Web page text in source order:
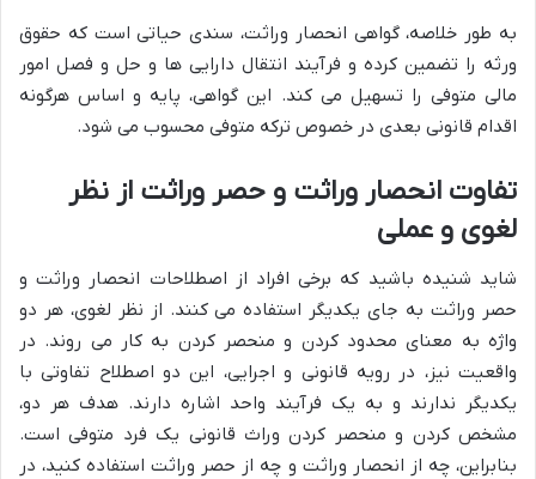
به طور خلاصه، گواهی انحصار وراثت، سندی حیاتی است که حقوق
ورثه را تضمین کرده و فرآیند انتقال دارایی ها و حل و فصل امور
مالی متوفی را تسهیل می کند. این گواهی، پایه و اساس هرگونه
اقدام قانونی بعدی در خصوص ترکه متوفی محسوب می شود.
تفاوت انحصار وراثت و حصر وراثت از نظر
لغوی و عملی
شاید شنیده باشید که برخی افراد از اصطلاحات انحصار وراثت و
حصر وراثت به جای یکدیگر استفاده می کنند. از نظر لغوی، هر دو
واژه به معنای محدود کردن و منحصر کردن به کار می روند. در
واقعیت نیز، در رویه قانونی و اجرایی، این دو اصطلاح تفاوتی با
یکدیگر ندارند و به یک فرآیند واحد اشاره دارند. هدف هر دو،
مشخص کردن و منحصر کردن وراث قانونی یک فرد متوفی است.
بنابراین، چه از انحصار وراثت و چه از حصر وراثت استفاده کنید، در